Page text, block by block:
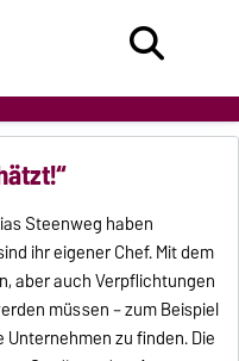
Steenweg haben
ihr eigener Chef. Mit dem
aber auch Verpflichtungen
müssen – zum Beispiel
zu finden. Die